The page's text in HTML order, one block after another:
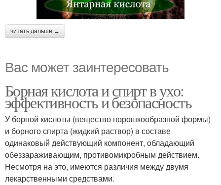
читать дальше →
Вас может заинтересовать
Борная кислота и спирт в ухо:
эффективность и безопасность
У борной кислоты (вещество порошкообразной формы)
и борного спирта (жидкий раствор) в составе
одинаковый действующий компонент, обладающий
обеззараживающим, противомикробным действием.
Несмотря на это, имеются различия между двумя
лекарственными средствами.